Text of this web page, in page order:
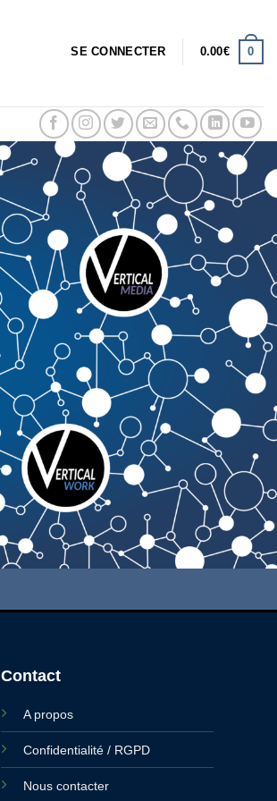
SE CONNECTER 0.00€ 0
Contact
A propos
Confidentialité / RGPD
Nous contacter